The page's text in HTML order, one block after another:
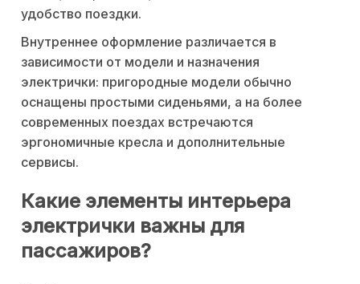
удобство поездки.
Внутреннее оформление различается в
зависимости от модели и назначения
электрички: пригородные модели обычно
оснащены простыми сиденьями, а на более
современных поездах встречаются
эргономичные кресла и дополнительные
сервисы.
Какие элементы интерьера
электрички важны для
пассажиров?